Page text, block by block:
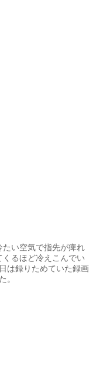
たい空気で指先が痺れ
くるほど冷えこんでい
は録りためていた録画
。